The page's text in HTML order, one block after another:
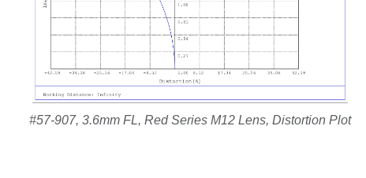
#57-907, 3.6mm FL, Red Series M12 Lens, Distortion Plot